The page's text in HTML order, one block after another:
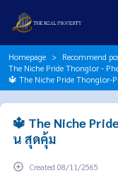
Homepage Recommend
The Niche Pride Thonglor -
🔱 The Niche Pride
🔱 The Niche
น สุดคุ้ม
Created 08/11/2565